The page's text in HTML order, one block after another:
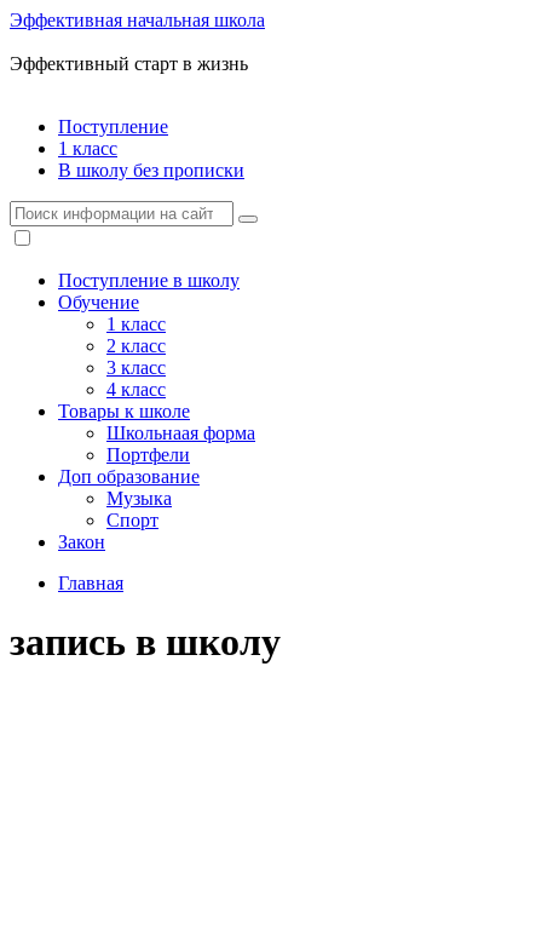
Эффективная начальная школа
Эффективный старт в жизнь
Поступление
1 класс
В школу без прописки
Поступление в школу
Обучение
1 класс
2 класс
3 класс
4 класс
Товары к школе
Школьнаая форма
Портфели
Доп образование
Музыка
Спорт
Закон
Главная
запись в школу